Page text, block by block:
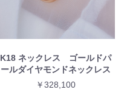
K18 ネックレス ゴールドパ
ールダイヤモンドネックレス
￥328,100